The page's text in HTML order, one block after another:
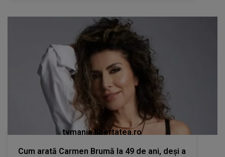
tvmania.libertatea.ro
Cum arată Carmen Brumă la 49 de ani, deși a